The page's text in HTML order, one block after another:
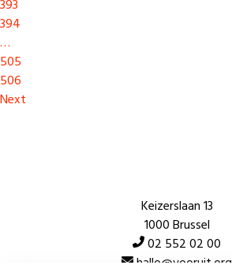
393
394
…
505
506
Next
Keizerslaan 13
1000 Brussel
02 552 02 00